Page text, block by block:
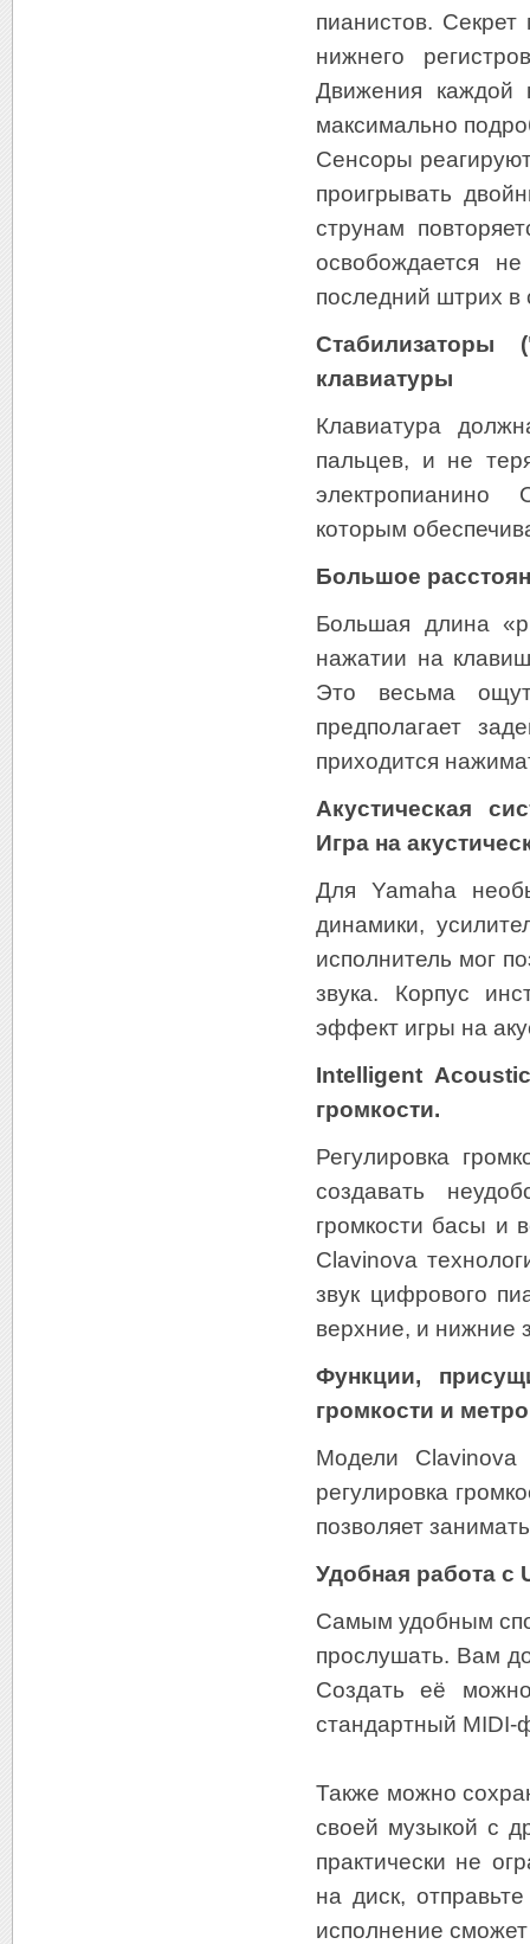
пианистов.
нижнего
Движения каждой
максимально
Сенсоры
проигрывать
струнам
освобождается
последний штрих в
Стабилизаторы
клавиатуры
Клавиатура
пальцев, и не
электропианино
которым
Большое
Большая длина
нажатии на
Это весьма
предполагает
приходится
Акустическая
Игра на
Для Yamaha
динамики,
исполнитель мог
звука. Корпус
эффект игры на
Intelligent
громкости.
Регулировка
создавать
громкости басы и
Clavinova
звук цифрового
верхние, и нижние
Функции,
громкости и
Модели
регулировка
позволяет
Удобная работа с
Самым удобным
прослушать. Вам
Создать её
стандартный MIDI-
Также можно
своей музыкой с
практически не
на диск,
исполнение